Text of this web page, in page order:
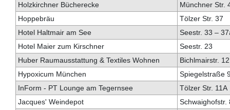
Holzkirchner Bücherecke
Münchner Str.
Hoppebräu
Tölzer Str. 37
Hotel Haltmair am See
Seestr. 33 –
Hotel Maier zum Kirschner
Seestr. 23
Huber Raumausstattung & Textiles Wohnen
Bichlmairstr. 12
Hypoxicum München
Spiegelstraße
InForm - PT Lounge am Tegernsee
Tölzer Str. 11A
Jacques' Weindepot
Schwaighofstr.